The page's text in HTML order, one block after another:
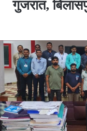
गुजरात,